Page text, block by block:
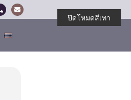
ปิดโหมดสีเทา